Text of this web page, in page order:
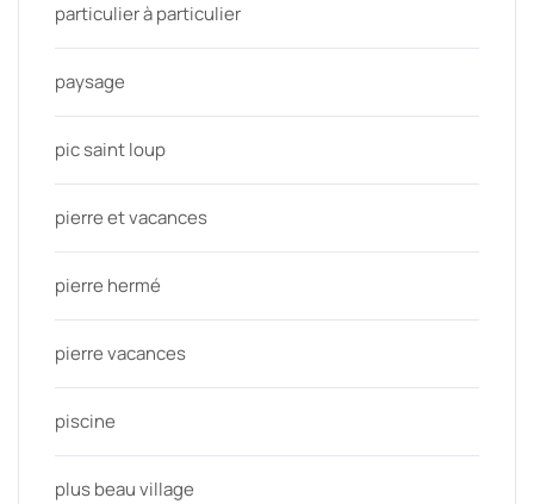
particulier à particulier
paysage
pic saint loup
pierre et vacances
pierre hermé
pierre vacances
piscine
plus beau village